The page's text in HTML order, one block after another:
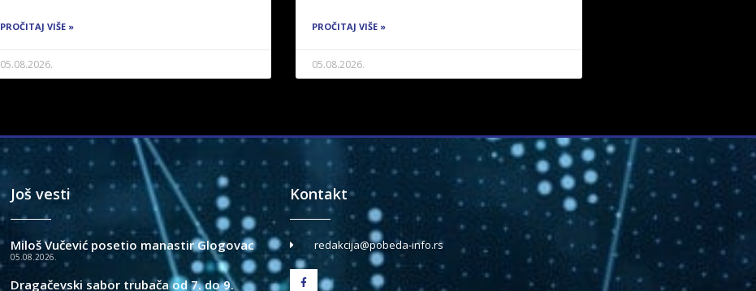
PROČITAJ VIŠE »
05.08.2026.
PROČITAJ VIŠE »
05.08.2026.
Još vesti
Miloš Vučević posetio manastir Glogovac
05.08.2026.
Dragačevski sabor trubača od 7. do 9.
Kontakt
redakcija@pobeda-info.rs